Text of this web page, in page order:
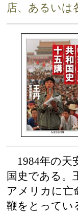
店、あるいは
1984年の天
国史である。
アメリカに亡
鞭をとってい